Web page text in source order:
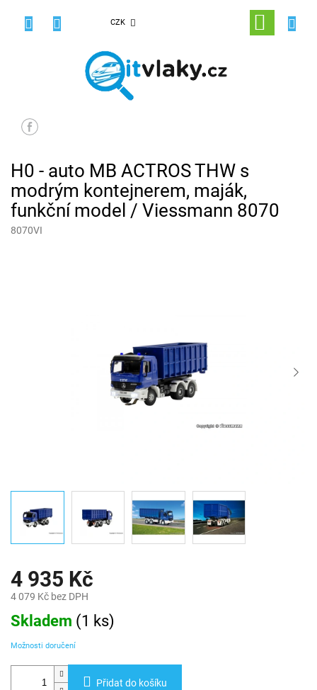
CZK
NÁKUPNÍ
KOŠÍK
H0 - auto MB ACTROS THW s
modrým kontejnerem, maják,
funkční model / Viessmann 8070
8070VI
4 935 Kč
4 079 Kč bez DPH
Měrná
cena:
Skladem (1 ks)
Možnosti doručení
Přidat do košíku